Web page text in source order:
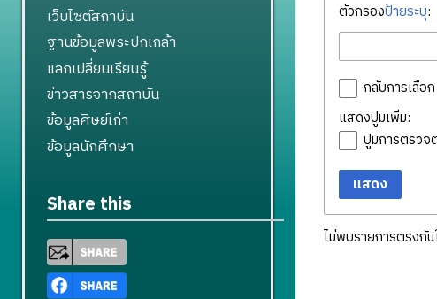
ตัวกรองป้ายระบุ:
กลับการเลือก
แสดงปูมเพิ่ม:
ปูมการตรวจ
แสดง
ไม่พบรายการตรงกั
เว็บไซต์สถาบัน
ฐานข้อมูลพระปกเกล้า
แลกเปลี่ยนเรียนรู้
ข่าวสารจากสถาบัน
ข้อมูลศิษย์เก่า
ข้อมูลนักศึกษา
Share this